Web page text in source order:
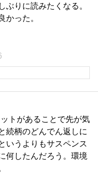
ぶりに読みたくなる。
かった。
トがあることで先が気
続柄のどんでん返しに
いうよりもサスペンス
何したんだろう。環境